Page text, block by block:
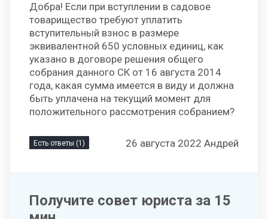
Добра! Если при вступлении в садовое
товарищество требуют уплатить
вступительный взнос в размере
эквивалентной 650 условных единиц, как
указано в договоре решения общего
собрания данного СК от 16 августа 2014
года, какая сумма имеется в виду и должна
быть уплачена на текущий момент для
положительного рассмотрения собранием?
Есть ответы (1) 26 августа 2022 Андрей
Получите совет юриста за 15